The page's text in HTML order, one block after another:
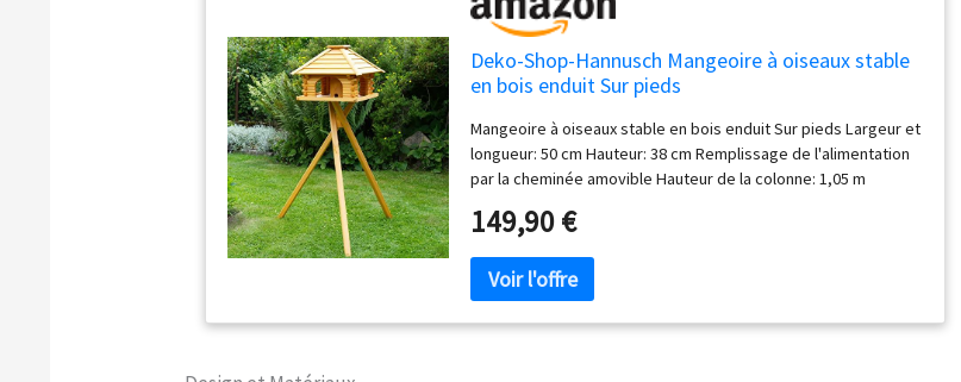
Deko-Shop-Hannusch Mangeoire à oiseaux stable
en bois enduit Sur pieds
Mangeoire à oiseaux stable en bois enduit Sur pieds Largeur et
longueur: 50 cm Hauteur: 38 cm Remplissage de l'alimentation
par la cheminée amovible Hauteur de la colonne: 1,05 m
149,90 €